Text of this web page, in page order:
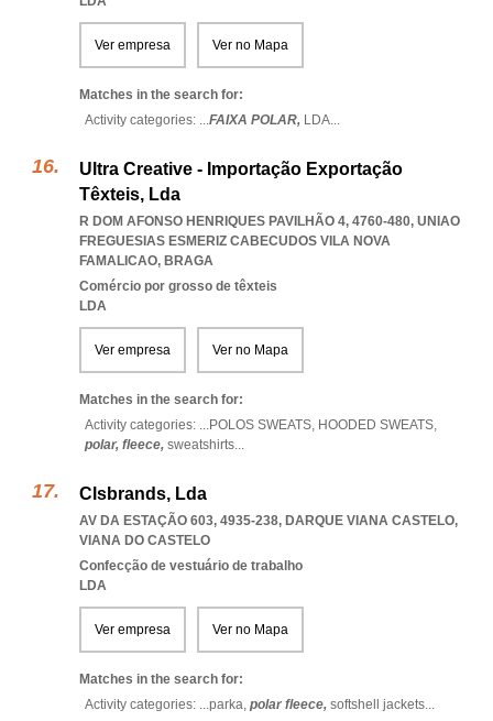
Ver empresa Ver no Mapa
Matches in the search for:
Activity categories: ...FAIXA POLAR, LDA...
Ultra Creative - Importação Exportação
Têxteis, Lda
R DOM AFONSO HENRIQUES PAVILHÃO 4, 4760-480, UNIAO
FREGUESIAS ESMERIZ CABECUDOS VILA NOVA
FAMALICAO, BRAGA
Comércio por grosso de têxteis
LDA
Ver empresa Ver no Mapa
Matches in the search for:
Activity categories: ...POLOS SWEATS, HOODED SWEATS,
polar, fleece, sweatshirts...
Clsbrands, Lda
AV DA ESTAÇÃO 603, 4935-238, DARQUE VIANA CASTELO,
VIANA DO CASTELO
Confecção de vestuário de trabalho
LDA
Ver empresa Ver no Mapa
Matches in the search for:
Activity categories: ...parka, polar fleece, softshell jackets...